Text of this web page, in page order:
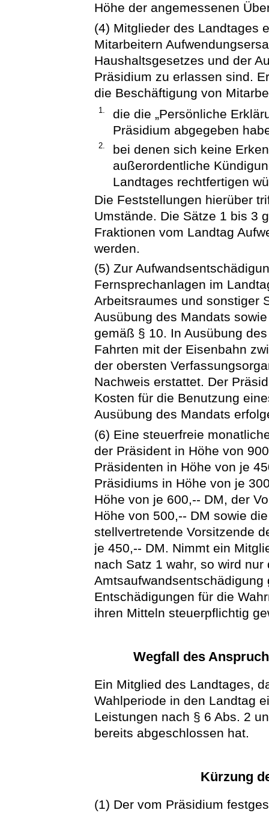
Höhe der angemessenen
(4) Mitglieder des Landtages
Mitarbeitern
Haushaltsgesetzes und der
Präsidium zu erlassen sind.
die Beschäftigung von
1.
die die „Persönliche
Präsidium abgegeben
2.
bei denen sich keine
außerordentliche
Landtages rechtfertigen
Die Feststellungen hierüber
Umstände. Die Sätze 1 bis 3
Fraktionen vom Landtag
werden.
(5) Zur
Fernsprechanlagen im
Arbeitsraumes und sonstiger
Ausübung des Mandats
gemäß § 10. In Ausübung
Fahrten mit der Eisenbahn
der obersten
Nachweis erstattet. Der
Kosten für die Benutzung
Ausübung des Mandats
(6) Eine steuerfreie
der Präsident in Höhe von
Präsidenten in Höhe von je
Präsidiums in Höhe von je
Höhe von je 600,-- DM, der
Höhe von 500,-- DM sowie
stellvertretende Vorsitzende
je 450,-- DM. Nimmt ein
nach Satz 1 wahr, so wird nur
Entschädigungen für die
ihren Mitteln steuerpflichtig
Wegfall des
Ein Mitglied des Landtages,
Wahlperiode in den Landtag
Leistungen nach § 6 Abs. 2
bereits abgeschlossen hat.
Kürzung
(1) Der vom Präsidium